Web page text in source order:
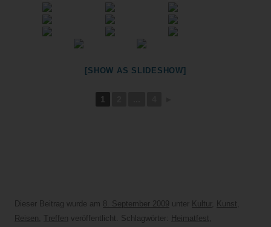
[SHOW AS SLIDESHOW]
1
Dieser Beitrag wurde am 8. September 2009 unter Kultur, Kunst
Reisen
Treffen veröffentlicht. Schlagwörter: Heimatfest